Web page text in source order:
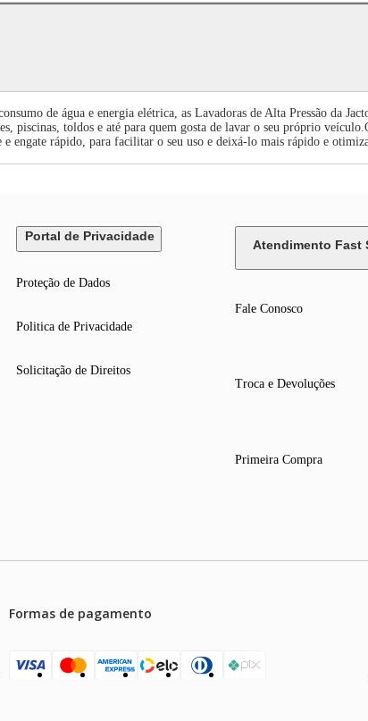
de água e energia elétrica, as Lavadoras de Alta Pressão da
piscinas, toldos e até para quem gosta de lavar o seu próprio
engate rápido, para facilitar o seu uso e deixá-lo mais rápido e
Portal de Privacidade
Proteção de Dados
Politica de Privacidade
Solicitação de Direitos
Atendimento Fast
Fale Conosco
Troca e Devoluções
Primeira Compra
Formas de pagamento